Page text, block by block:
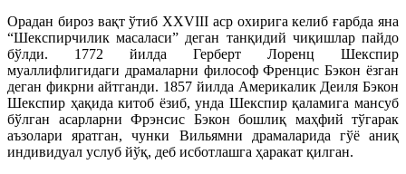
Орадан бироз вақт ўтиб ХХVIII аср охирига келиб ғарбда яна
“Шекспирчилик масаласи” деган танқидий чиқишлар пайдо
бўлди. 1772 йилда Герберт Лоренц Шекспир
муаллифлигидаги драмаларни философ Френцис Бэкон ёзган
деган фикрни айтганди. 1857 йилда Америкалик Деиля Бэкон
Шекспир ҳақида китоб ёзиб, унда Шекспир қаламига мансуб
бўлган асарларни Фрэнсис Бэкон бошлиқ маҳфий тўгарак
аъзолари яратган, чунки Вильямни драмаларида гўё аниқ
индивидуал услуб йўқ, деб исботлашга ҳаракат қилган.